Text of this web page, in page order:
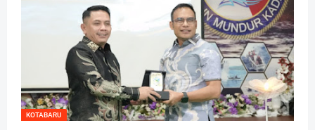
KOTABARU